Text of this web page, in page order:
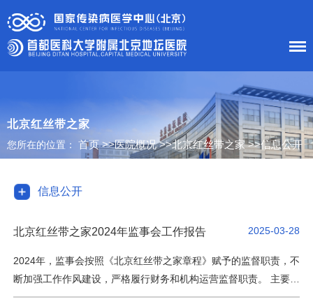
患者服务
科室导航
新闻中心
党建工作
北京红丝带之家
您所在的位置： 首页>>医院概况>>北京红丝带之家>>信息公开
信息公开
北京红丝带之家2024年监事会工作报告 2025-03-28
2024年，监事会按照《北京红丝带之家章程》赋予的监督职责，不
断加强工作作风建设，严格履行财务和机构运营监督职责。 主要开
展了以下工作：（一）坚持定期会议制度，加强内部工作协调。